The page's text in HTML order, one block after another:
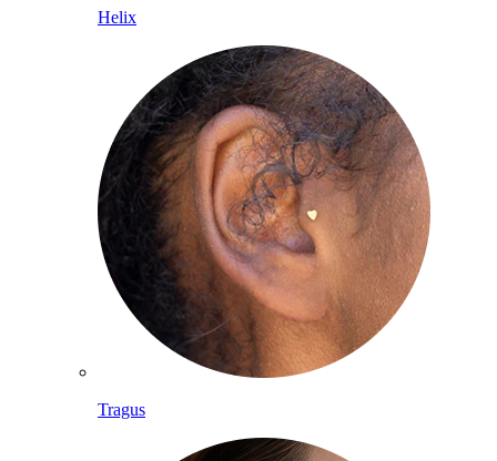
Helix
Tragus